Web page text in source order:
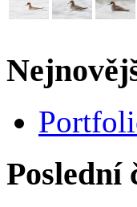
Poslední